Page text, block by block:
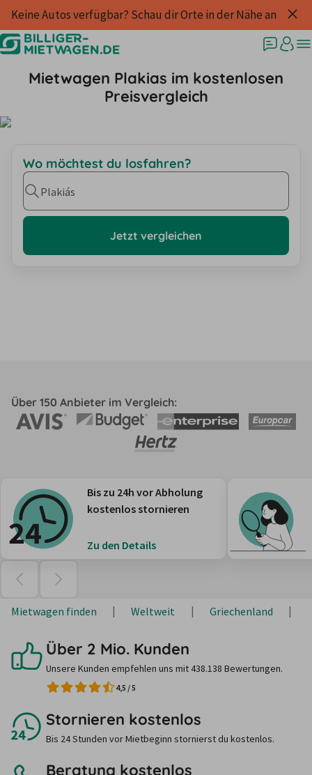
Keine Autos verfügbar? Schau dir Orte in der Nähe an
Mietwagen Plakias im kostenlosen
Preisvergleich
Wo möchtest du losfahren?
Plakiás
Jetzt vergleichen
Über 150 Anbieter im Vergleich:
Bis zu 24h vor Abholung
kostenlos stornieren
Zu den Details
Mietwagen finden Weltweit Griechenland
Über 2 Mio. Kunden
Unsere Kunden empfehlen uns mit 438.138 Bewertungen.
4,5 /5
Stornieren kostenlos
Bis 24 Stunden vor Mietbeginn stornierst du kostenlos.
Beratung kostenlos